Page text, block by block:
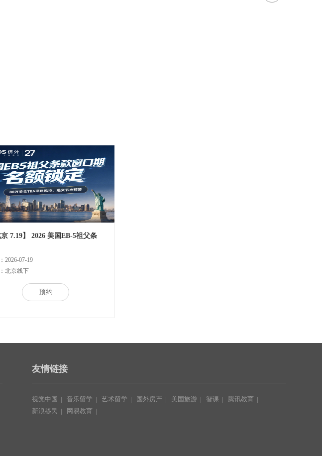
京 7.19】 2026 美国EB-5祖父条
2026-07-19
北京线下
预约
友情链接
视觉中国 | 音乐留学 | 艺术留学 | 国外房产 | 美国旅游 | 智课 | 腾讯教育 |
新浪移民 | 网易教育 |